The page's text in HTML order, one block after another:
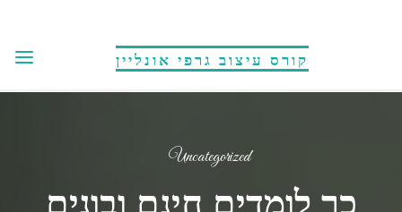
קורס עיצוב גרפי אונליין
Uncategorized
כך לומדים חינם ובונים